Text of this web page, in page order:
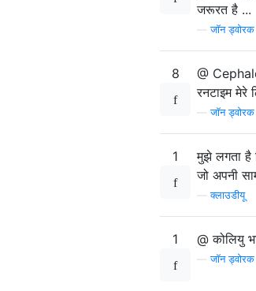
जरूरत है ...
—जॉन ड्वोरक
8
@
रनटाइम मेरे
—जॉन ड्वोरक
1 मुझे लगता है
जो अपनी
—क्लाउडीयू
1 @ कोलियु
—जॉन ड्वोरक